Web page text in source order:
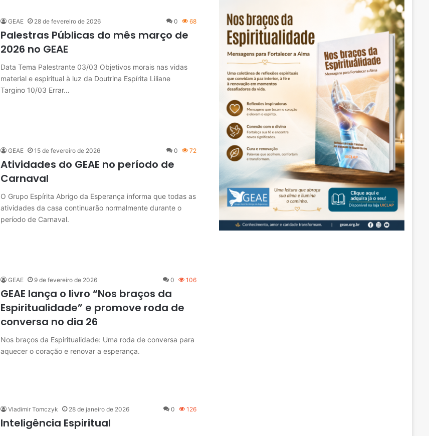
GEAE 28 de fevereiro de 2026 0 68
Palestras Públicas do mês março de
2026 no GEAE
Data Tema Palestrante 03/03 Objetivos morais nas vidas
material e espiritual à luz da Doutrina Espírita Liliane
Targino 10/03 Errar…
GEAE 15 de fevereiro de 2026 0 72
Atividades do GEAE no período de
Carnaval
O Grupo Espírita Abrigo da Esperança informa que todas as
atividades da casa continuarão normalmente durante o
período de Carnaval.
GEAE 9 de fevereiro de 2026 0 106
GEAE lança o livro “Nos braços da
Espiritualidade” e promove roda de
conversa no dia 26
Nos braços da Espiritualidade: Uma roda de conversa para
aquecer o coração e renovar a esperança.
Vladimir Tomczyk 28 de janeiro de 2026 0 126
Inteligência Espiritual